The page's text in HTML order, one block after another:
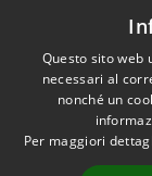
Accessibilità
Questo sito web
necessari al
nonché un
Per maggiori